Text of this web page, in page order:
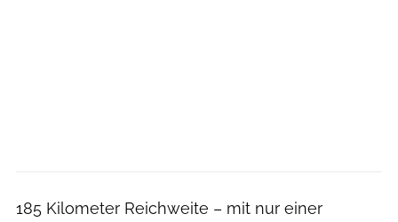
185 Kilometer Reichweite – mit nur einer